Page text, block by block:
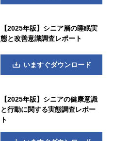
【2025年版】シニア層の睡眠実
態と改善意識調査レポート
いますぐダウンロード
【2025年版】シニアの健康意識
と行動に関する実態調査レポー
ト